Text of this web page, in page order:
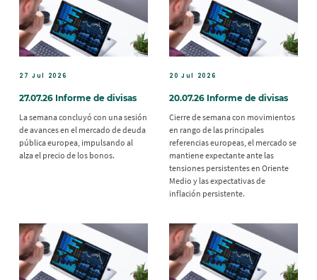
27 Jul 2026
27.07.26 Informe de divisas
La semana concluyó con una sesión
de avances en el mercado de deuda
pública europea, impulsando al
alza el precio de los bonos.
20 Jul 2026
20.07.26 Informe de divisas
Cierre de semana con movimientos
en rango de las principales
referencias europeas, el mercado se
mantiene expectante ante las
tensiones persistentes en Oriente
Medio y las expectativas de
inflación persistente.